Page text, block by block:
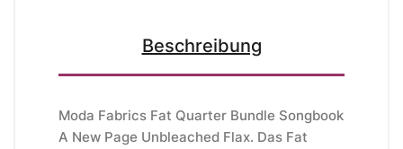
Beschreibung
Moda Fabrics Fat Quarter Bundle Songbook
A New Page Unbleached Flax. Das Fat